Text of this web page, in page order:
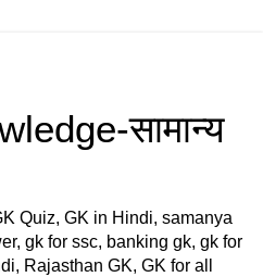
सामान्य
Quiz, GK in Hindi, samanya
gk for ssc, banking gk, gk for
Rajasthan GK, GK for all